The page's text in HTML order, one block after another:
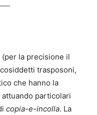
(per la precisione il
trasposoni,
che hanno la
attuando particolari
copia-e-incolla. La